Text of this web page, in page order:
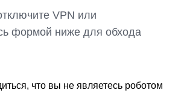
VPN или
формой ниже для обхода
что вы не являетесь роботом